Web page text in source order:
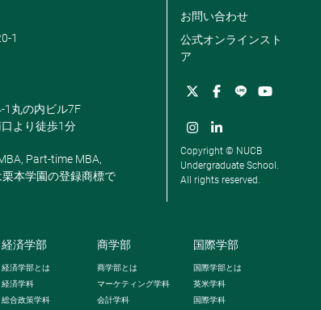
1
1丸の内ビル7F
より徒歩1分
Part-time MBA,
栗本学園の登録商標で
お問い合わせ
公式オンラインスト
ア
Copyright © NUCB
Undergraduate School.
All rights reserved.
経済学部
経済学部とは
経済学科
総合政策学科
商学部
商学部とは
マーケティング学科
会計学科
国際学部
国際学部とは
英米学科
国際学科